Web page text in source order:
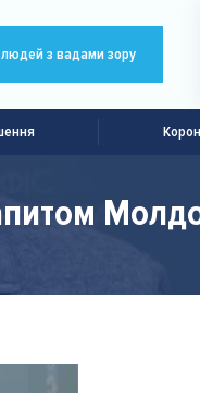
людей з вадами зору